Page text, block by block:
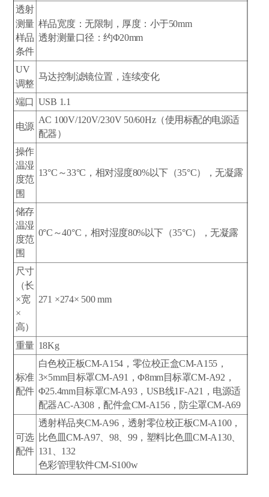
透射
测量
样品
条件
样品宽度：无限制，厚度：小于50mm
透射测量口径：约Φ20mm
UV
调整
马达控制滤镜位置，连续变化
端口 USB 1.1
电源
AC 100V/120V/230V 50/60Hz（使用标配的电源适
配器）
操作
温湿
度范
围
13°C～33°C，相对湿度80%以下（35°C），无凝露
储存
温湿
度范
围
0°C～40°C，相对湿度80%以下（35°C），无凝露
尺寸
（长
×宽
×
高）
271 ×274× 500 mm
重量 18Kg
标准
配件
白色校正板CM-A154，零位校正盒CM-A155，
3×5mm目标罩CM-A91，Φ8mm目标罩CM-A92，
Φ25.4mm目标罩CM-A93，USB线1F-A21，电源适
配器AC-A308，配件盒CM-A156，防尘罩CM-A69
可选
配件
透射样品夹CM-A96，透射零位校正板CM-A100，
比色皿CM-A97、98、99，塑料比色皿CM-A130、
131、132
色彩管理软件CM-S100w